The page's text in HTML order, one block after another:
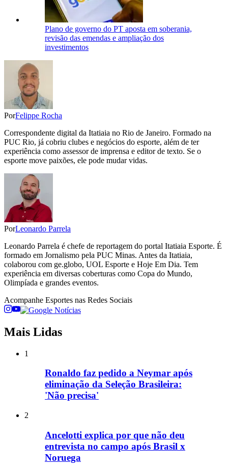
Plano de governo do PT aposta em soberania,
revisão das emendas e ampliação dos
investimentos
PorFelippe Rocha
Correspondente digital da Itatiaia no Rio de Janeiro. Formado na
PUC Rio, já cobriu clubes e negócios do esporte, além de ter
experiência como assessor de imprensa e editor de texto. Se o
esporte move paixões, ele pode mudar vidas.
PorLeonardo Parrela
Leonardo Parrela é chefe de reportagem do portal Itatiaia Esporte. É
formado em Jornalismo pela PUC Minas. Antes da Itatiaia,
colaborou com ge.globo, UOL Esporte e Hoje Em Dia. Tem
experiência em diversas coberturas como Copa do Mundo,
Olimpíada e grandes eventos.
Acompanhe Esportes nas Redes Sociais
Mais Lidas
1
Ronaldo faz pedido a Neymar após
eliminação da Seleção Brasileira:
'Não precisa'
2
Ancelotti explica por que não deu
entrevista no campo após Brasil x
Noruega